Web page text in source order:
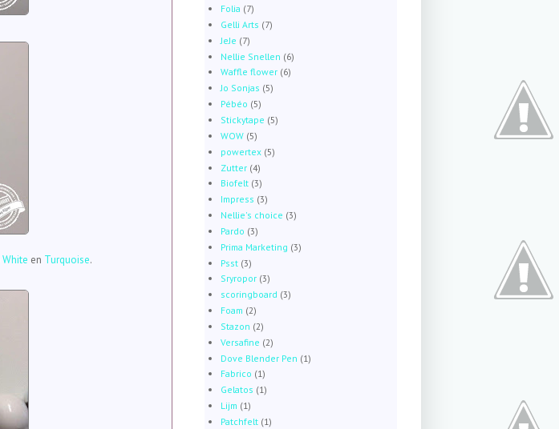
White en Turquoise.
Folia (7)
Gelli Arts (7)
JeJe (7)
Nellie Snellen (6)
Waffle flower (6)
Jo Sonjas (5)
Pébéo (5)
Stickytape (5)
WOW (5)
powertex (5)
Zutter (4)
Biofelt (3)
Impress (3)
Nellie's choice (3)
Pardo (3)
Prima Marketing (3)
Psst (3)
Sryropor (3)
scoringboard (3)
Foam (2)
Stazon (2)
Versafine (2)
Dove Blender Pen (1)
Fabrico (1)
Gelatos (1)
Lijm (1)
Patchfelt (1)